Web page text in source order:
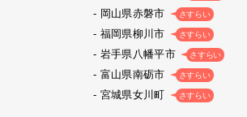
岡山県赤磐市 さすらい
福岡県柳川市 さすらい
岩手県八幡平市 さすらい
富山県南砺市 さすらい
宮城県女川町 さすらい